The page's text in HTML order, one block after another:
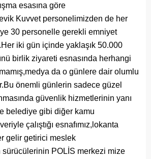
esasına göre
Kuvvet personelimizden de her
30 personelle gerekli emniyet
iki gün içinde yaklaşık 50.000
birlik ziyareti esnasında herhangi
da o günlere dair olumlu
önemli günlerin sadece güzel
güvenlik hizmetlerinin yanı
belediye gibi diğer kamu
çalıştığı esnafımız,lokanta
gelir getirici meslek
sürücülerinin POLİS merkezi mize